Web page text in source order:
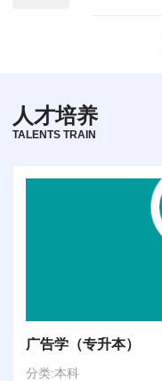
人才培养
TALENTS TRAIN
广告学（专升本）
分类:本科